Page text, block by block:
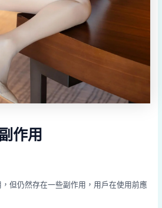
作用
但仍然存在一些副作用，用戶在使用前應